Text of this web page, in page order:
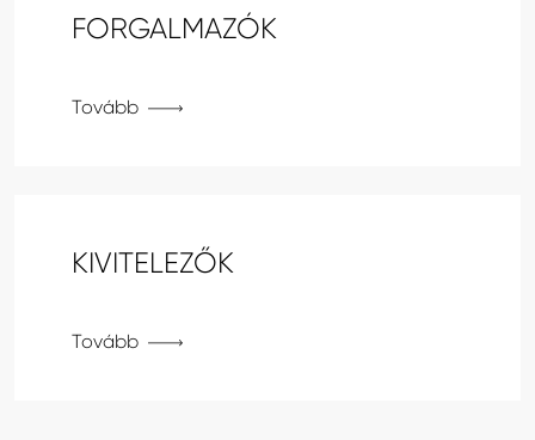
FORGALMAZÓK
Tovább
KIVITELEZŐK
Tovább